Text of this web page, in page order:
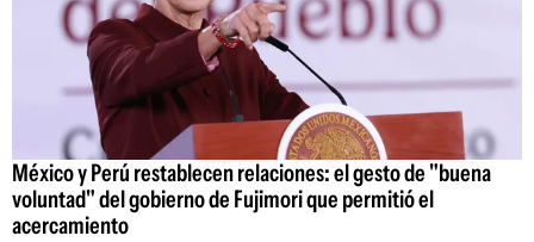
México y Perú restablecen relaciones: el gesto de "buena
voluntad" del gobierno de Fujimori que permitió el
acercamiento